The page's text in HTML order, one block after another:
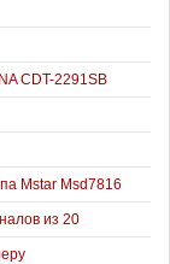
CDT-2291SB
Mstar Msd7816
из 20